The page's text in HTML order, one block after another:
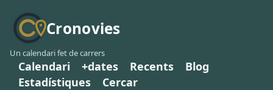
Cronovies
Un calendari fet de carrers
Calendari +dates Recents
Blog
Estadístiques
Cercar